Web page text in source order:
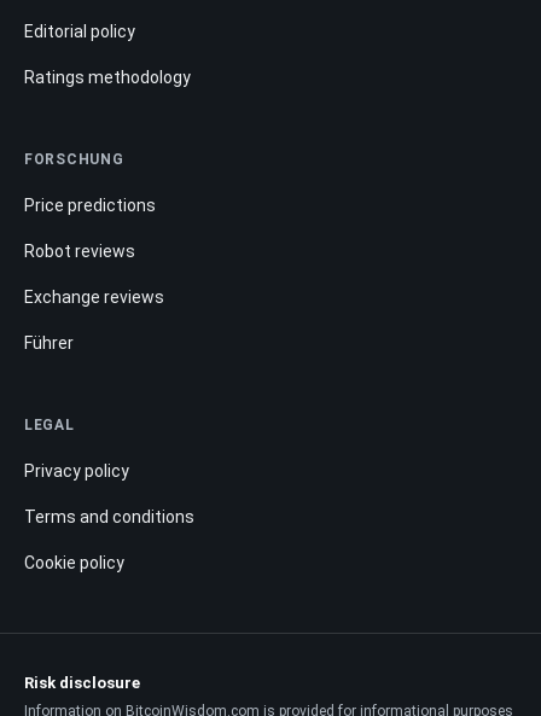
Editorial policy
Ratings methodology
FORSCHUNG
Price predictions
Robot reviews
Exchange reviews
Führer
LEGAL
Privacy policy
Terms and conditions
Cookie policy
Risk disclosure
Information on BitcoinWisdom.com is provided for informational purposes